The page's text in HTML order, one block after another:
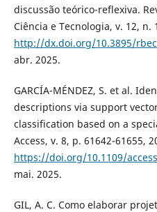
discussão teórico-reflexiva.
Ciência e Tecnologia, v. 12, n.
http://dx.doi.org/10.3895/
abr. 2025.
GARCÍA-MÉNDEZ, S. et al.
descriptions via support
classification based on a
Access, v. 8, p. 61642-61655,
https://doi.org/10.1109/
mai. 2025.
GIL, A. C. Como elaborar